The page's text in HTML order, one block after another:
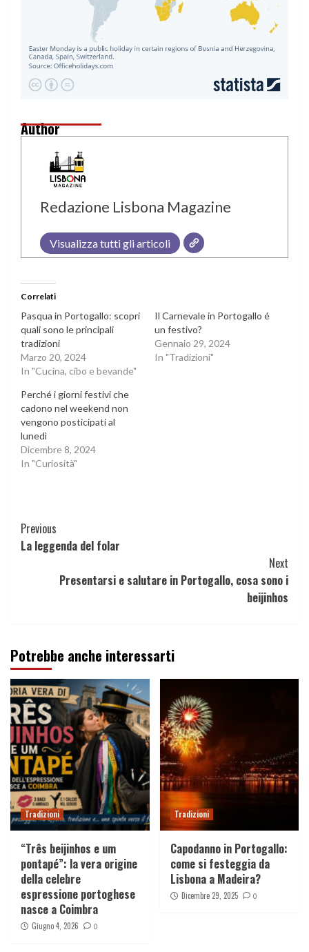
Author
Redazione Lisbona Magazine
Visualizza tutti gli articoli
Correlati
Pasqua in Portogallo: scopri
quali sono le principali
tradizioni
Marzo 20, 2024
In "Cucina, cibo e bevande"
Il Carnevale in Portogallo é
un festivo?
Gennaio 29, 2024
In "Tradizioni"
Perché i giorni festivi che
cadono nel weekend non
vengono posticipati al
lunedì
Dicembre 8, 2024
In "Curiosità"
Continue
Reading
Previous
La leggenda del folar
Next
Presentarsi e salutare in Portogallo, cosa sono i
beijinhos
Potrebbe anche interessarti
Tradizioni
“Três beijinhos e um
pontapé”: la vera origine
della celebre
espressione portoghese
nasce a Coimbra
Giugno 4, 2026 0
Tradizioni
Capodanno in Portogallo:
come si festeggia da
Lisbona a Madeira?
Dicembre 29, 2025 0